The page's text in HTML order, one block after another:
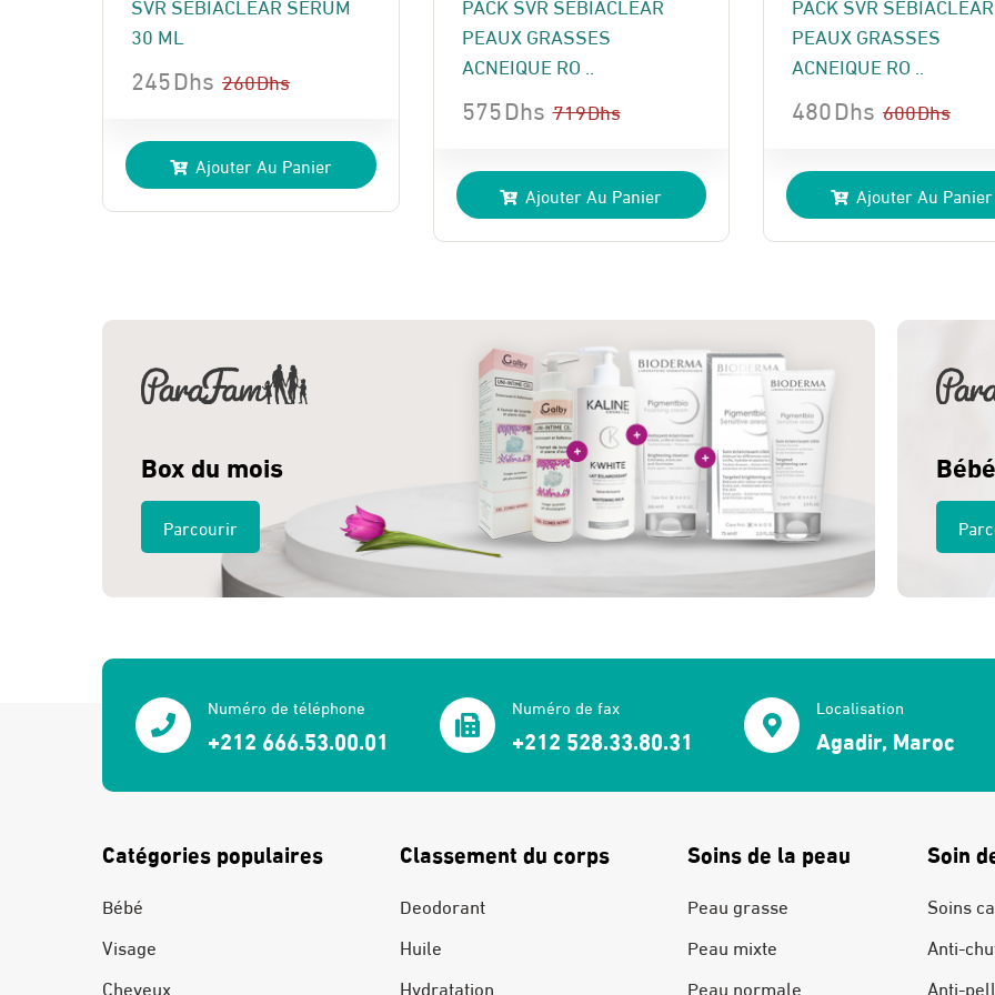
30 ML
260Dhs
prix
initial
était :
245Dhs
prix
actuel
est :
Ajouter Au Panier
PEAUX GRASSES
ACNEIQUE RO ..
719Dhs
prix
initial
était :
575Dhs
prix
actuel
est :
Ajouter Au Panier
PEAUX GRASSES
ACNEIQUE RO ..
600Dhs
prix
initial
était :
480Dhs
prix
actuel
est :
Ajouter Au Panier
Box du mois
Parcourir
Numéro de téléphone
+212 666.53.00.01
Numéro de fax
+212 528.33.80.31
Localisation
Agadir, Maroc
Catégories populaires
Bébé
Visage
Cheveux
Classement du corps
Deodorant
Huile
Hydratation
Soins de la peau
Peau grasse
Peau mixte
Peau normale
Soin
Soins
Anti-
Anti-